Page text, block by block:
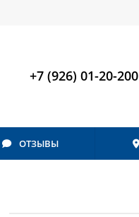
+7 (926) 01-20-200
ОТЗЫВЫ